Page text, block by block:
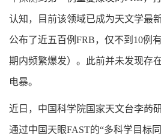
认知，目前该领域已成为天文学最
公布了近五百例FRB，仅不到10例
期内频繁爆发）。此前并未发现存
电暴。
近日，中国科学院国家天文台李菂
通过中国天眼FAST的“多科学目标